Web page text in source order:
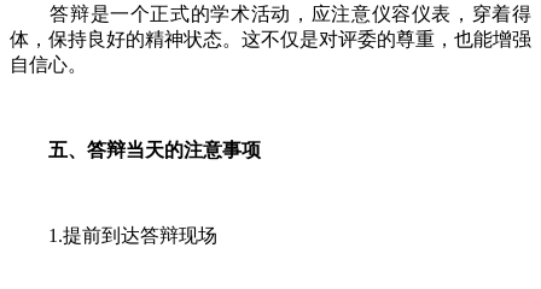
答辩是一个正式的学术活动，应注意仪容仪表，穿着得
体，保持良好的精神状态。这不仅是对评委的尊重，也能增强
自信心。
五、答辩当天的注意事项
1.提前到达答辩现场